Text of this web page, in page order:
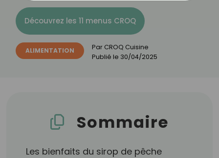
Découvrez les 11 menus CROQ
ALIMENTATION Par CROQ Cuisine
Publié le 30/04/2025
Sommaire
Les bienfaits du sirop de pêche